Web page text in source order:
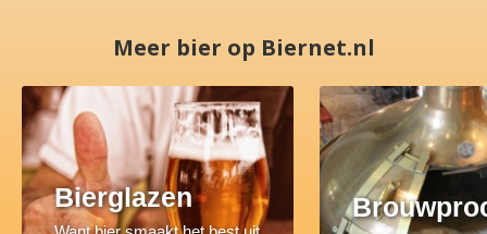
Meer bier op Biernet.nl
Bierglazen